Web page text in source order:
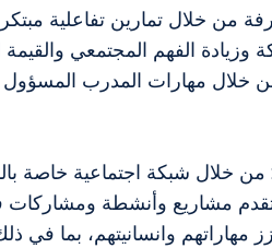
من خلال تمارين تفاعلية
الفهم المجتمعي والقيمة
خلال مهارات المدرب المسؤول
من خلال شبكة اجتماعية خاصة
مشاريع وأنشطة ومشاركات
مهاراتهم وانسانيتهم، بما في